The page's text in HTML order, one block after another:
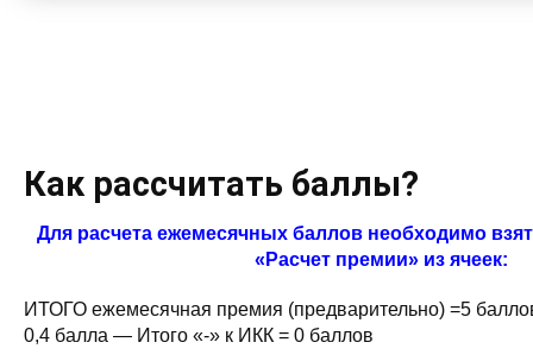
Как рассчитать баллы?
Для расчета ежемесячных баллов необходимо
«Расчет премии» из ячеек:
ИТОГО ежемесячная премия (предварительно) =5
0,4 балла — Итого «-» к ИКК = 0 баллов